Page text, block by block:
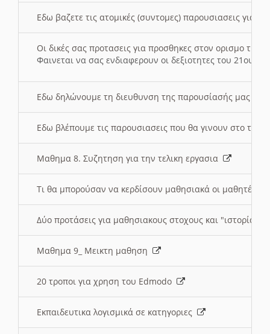
Εδω βαζετε τις ατομικές (συντομες) παρουσιασεις για
Οι δικές σας προτασεις για προσθηκες στον ορισμο
Φαινεται να σας ενδιαφερουν οι δεξιοτητες του 21ου
Εδω δηλώνουμε τη διευθυνση της παρουσίασής μας
Εδω βλέπουμε τις παρουσιασεις που θα γινουν στο
Μαθημα 8. Συζητηση για την τελικη εργασια
Τι θα μπορούσαν να κερδίσουν μαθησιακά οι μαθητές/
Δύο προτάσεις για μαθησιακους στοχους και "ιστορία"
Μαθημα 9_ Μεικτη μαθηση
20 τροποι για χρηση του Edmodo
Εκπαιδευτικα λογισμικά σε κατηγοριες